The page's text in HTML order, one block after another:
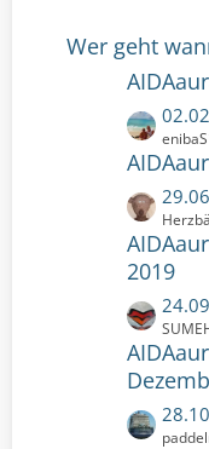
e
i
t
r
ä
g
e
t
e
B
e
i
r
ä
g
e
Wer geht
L
e
t
t
e
B
e
i
t
r
ä
e
L
e
t
z
e
B
e
i
t
r
2019
L
e
t
z
e
L
e